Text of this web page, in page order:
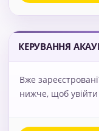
КЕРУВАННЯ
Вже
нижче, щоб увійти